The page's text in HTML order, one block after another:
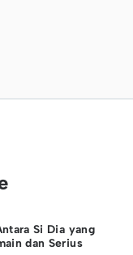
Si Dia yang
dan Serius